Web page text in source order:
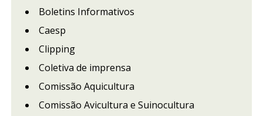
Boletins Informativos
Caesp
Clipping
Coletiva de imprensa
Comissão Aquicultura
Comissão Avicultura e Suinocultura